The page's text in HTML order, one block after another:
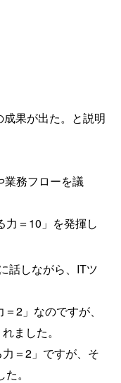
果が出た。と説明
業務フローを議
力＝10」を発揮し
話しながら、ITツ
2」なのですが、
ました。
＝2」ですが、そ
。